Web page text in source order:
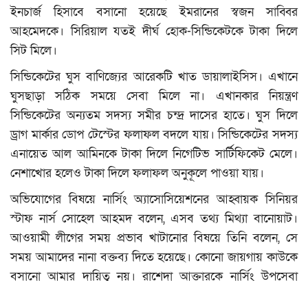
ইনচার্জ হিসাবে বসানো হয়েছে ইমরানের স্বজন সাব্বির
আহমেদকে। সিরিয়াল যতই দীর্ঘ হোক-সিন্ডিকেটকে টাকা দিলে
সিট মিলে।
সিন্ডিকেটের ঘুস বাণিজ্যের আরেকটি খাত ডায়ালাইসিস। এখানে
ঘুসছাড়া সঠিক সময়ে সেবা মিলে না। এখানকার নিয়ন্ত্রণ
সিন্ডিকেটের অন্যতম সদস্য সমীর চন্দ্র দাসের হাতে। ঘুস দিলে
ড্রাগ মার্কার ডোপ টেস্টের ফলাফল বদলে যায়। সিন্ডিকেটের সদস্য
এনায়েত আল আমিনকে টাকা দিলে নিগেটিভ সার্টিফিকেট মেলে।
নেশাখোর হলেও টাকা দিলে ফলাফল অনুকূলে পাওয়া যায়।
অভিযোগের বিষয়ে নার্সিং অ্যাসোসিয়েশনের আহ্বায়ক সিনিয়র
স্টাফ নার্স সোহেল আহমদ বলেন, এসব তথ্য মিথ্যা বানোয়াট।
আওয়ামী লীগের সময় প্রভাব খাটানোর বিষয়ে তিনি বলেন, সে
সময় আমাদের নানা বক্তব্য দিতে হয়েছে। কোনো জায়গায় কাউকে
বসানো আমার দায়িত্ব নয়। রাশেদা আক্তারকে নার্সিং উপসেবা